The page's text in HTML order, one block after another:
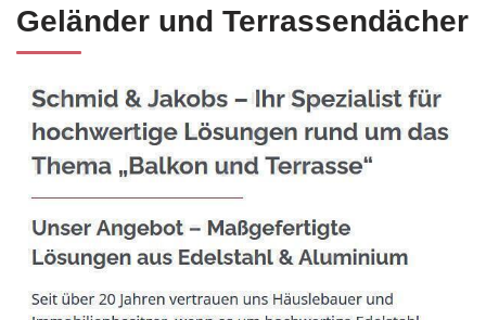
Geländer und Terrassendächer